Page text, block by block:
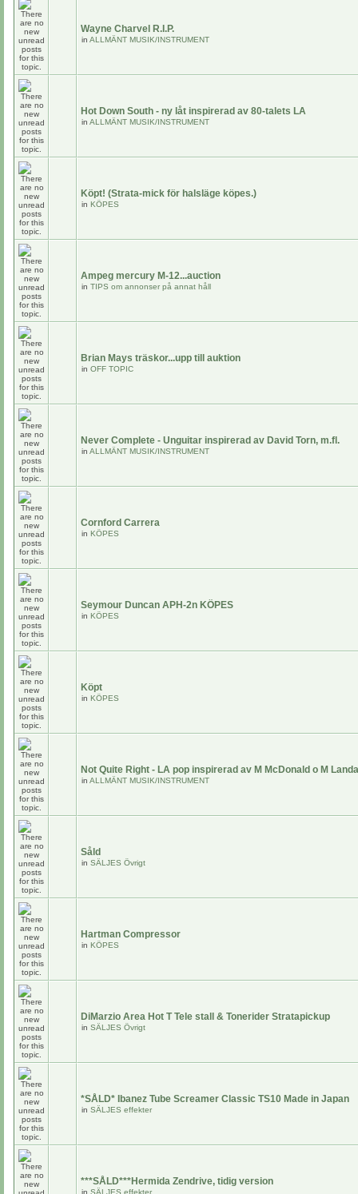
Wayne Charvel R.I.P.
in ALLMÄNT MUSIK/INSTRUMENT
Hot Down South - ny låt inspirerad av 80-talets LA
in ALLMÄNT MUSIK/INSTRUMENT
Köpt! (Strata-mick för halsläge köpes.)
in KÖPES
Ampeg mercury M-12...auction
in TIPS om annonser på annat håll
Brian Mays träskor...upp till auktion
in OFF TOPIC
Never Complete - Unguitar inspirerad av David Torn, m.fl.
in ALLMÄNT MUSIK/INSTRUMENT
Cornford Carrera
in KÖPES
Seymour Duncan APH-2n KÖPES
in KÖPES
Köpt
in KÖPES
Not Quite Right - LA pop inspirerad av M McDonald o M
in ALLMÄNT MUSIK/INSTRUMENT
Såld
in SÄLJES Övrigt
Hartman Compressor
in KÖPES
DiMarzio Area Hot T Tele stall & Tonerider Stratapickup
in SÄLJES Övrigt
*SÅLD* Ibanez Tube Screamer Classic TS10 Made in Japan
in SÄLJES effekter
***SÅLD***Hermida Zendrive, tidig version
in SÄLJES effekter